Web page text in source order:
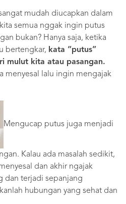
mudah diucapkan dalam
semua nggak ingin putus
bukan? Hanya saja, ketika
bertengkar, kata “putus”
mulut kita atau pasangan.
menyesal lalu ingin mengajak
Mengucap putus juga menjadi
Kalau ada masalah sedikit,
dan akhir ngajak
dan terjadi sepanjang
hubungan yang sehat dan